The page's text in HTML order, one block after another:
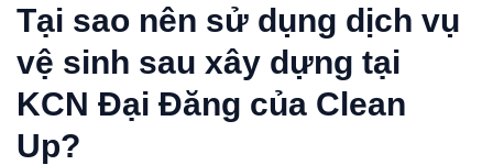
Tại sao nên sử dụng dịch vụ
vệ sinh sau xây dựng tại
KCN Đại Đăng của Clean
Up?